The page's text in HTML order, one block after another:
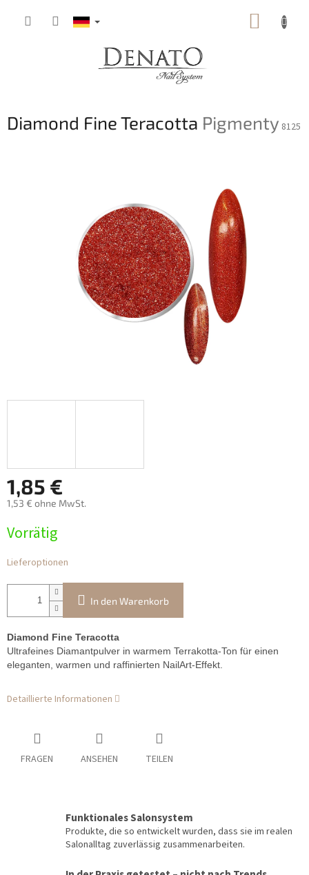
Diamond Fine Teracotta Pigmenty 8125
1,85 €
1,53 € ohne MwSt.
Vorrätig
Lieferoptionen
In den Warenkorb
Diamond Fine Teracotta
Ultrafeines Diamantpulver in warmem Terrakotta-Ton für einen
eleganten, warmen und raffinierten NailArt-Effekt.
Detaillierte Informationen
FRAGEN ANSEHEN TEILEN
Funktionales Salonsystem
Produkte, die so entwickelt wurden, dass sie im realen
Salonalltag zuverlässig zusammenarbeiten.